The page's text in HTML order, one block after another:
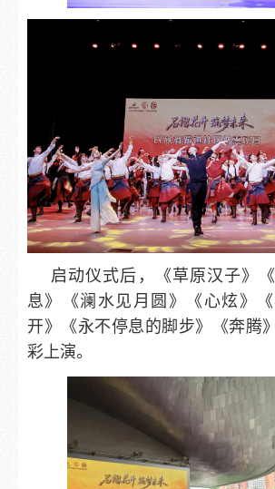
启动仪式后，《草原汉子》
息》《澜水见月圆》《心炫》
开》《永不停息的脚步》《奔腾
彩上演。